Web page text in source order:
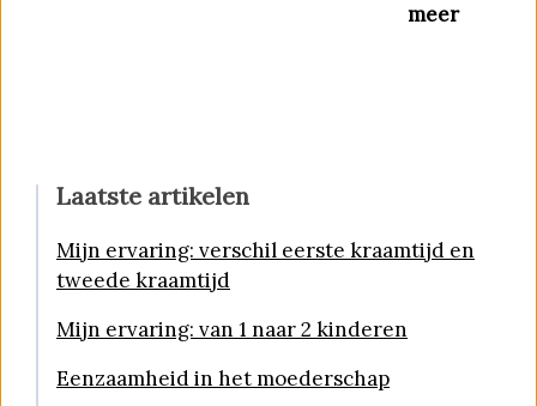
meer
Laatste artikelen
Mijn ervaring: verschil eerste kraamtijd en
tweede kraamtijd
Mijn ervaring: van 1 naar 2 kinderen
Eenzaamheid in het moederschap